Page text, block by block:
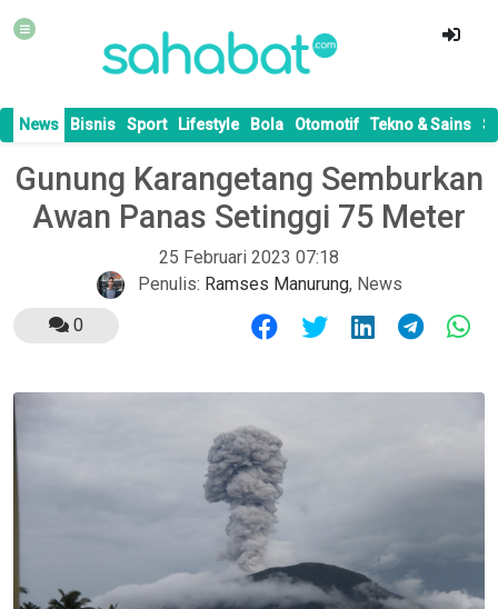
News Bisnis Sport Lifestyle Bola Otomotif Tekno & Sains
Gunung Karangetang Semburkan
Awan Panas Setinggi 75 Meter
25 Februari 2023 07:18
Penulis: Ramses Manurung, News
0